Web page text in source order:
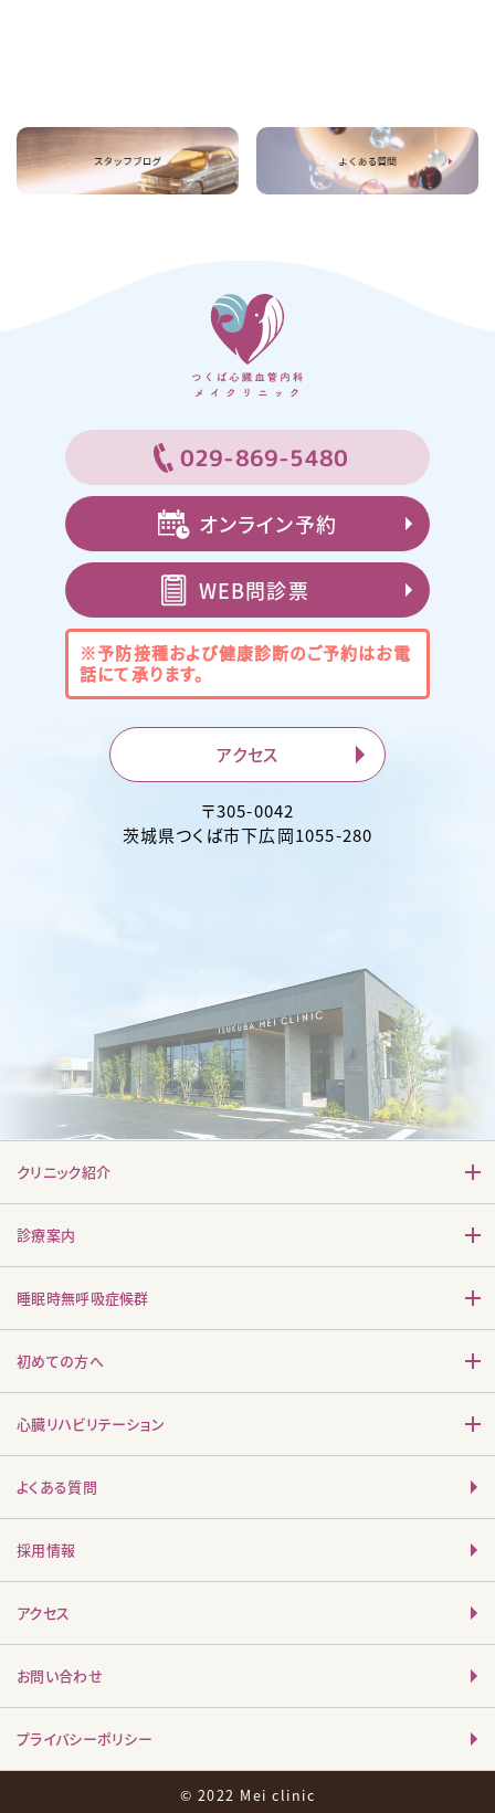
029-869-5480
オンライン予約
WEB問診票
※予防接種および健康診断のご予約はお電
話にて承ります。
アクセス
〒305-0042
茨城県つくば市下広岡1055-280
クリニック紹介
診療案内
睡眠時無呼吸症候群
初めての方へ
心臓リハビリテーション
よくある質問
採用情報
アクセス
お問い合わせ
プライバシーポリシー
© 2022 Mei clinic